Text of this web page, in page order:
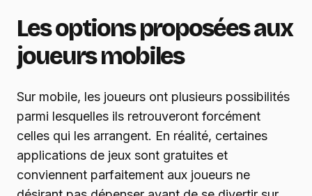
Les options proposées aux
joueurs mobiles
Sur mobile, les joueurs ont plusieurs possibilités
parmi lesquelles ils retrouveront forcément
celles qui les arrangent. En réalité, certaines
applications de jeux sont gratuites et
conviennent parfaitement aux joueurs ne